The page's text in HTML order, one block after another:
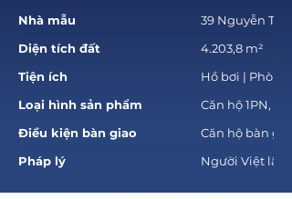
Nhà mẫu
39 Nguyễn Thị
Diện tích đất
4.203,8 m²
Tiện ích
Hồ bơi |
Loại hình sản phẩm
Căn hộ 1PN,
Điều kiện bàn giao
Căn hộ bàn
Pháp lý
Người Việt lâu